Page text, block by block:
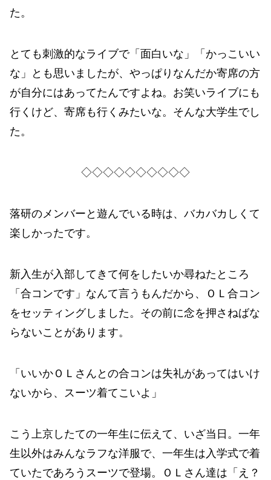
た。
とても刺激的なライブで「面白いな」「かっこいい
な」とも思いましたが、やっぱりなんだか寄席の方
が自分にはあってたんですよね。お笑いライブにも
行くけど、寄席も行くみたいな。そんな大学生でし
た。
◇◇◇◇◇◇◇◇◇◇
落研のメンバーと遊んでいる時は、バカバカしくて
楽しかったです。
新入生が入部してきて何をしたいか尋ねたところ
「合コンです」なんて言うもんだから、ＯＬ合コン
をセッティングしました。その前に念を押さねばな
らないことがあります。
「いいかＯＬさんとの合コンは失礼があってはいけ
ないから、スーツ着てこいよ」
こう上京したての一年生に伝えて、いざ当日。一年
生以外はみんなラフな洋服で、一年生は入学式で着
ていたであろうスーツで登場。ＯＬさん達は「え？